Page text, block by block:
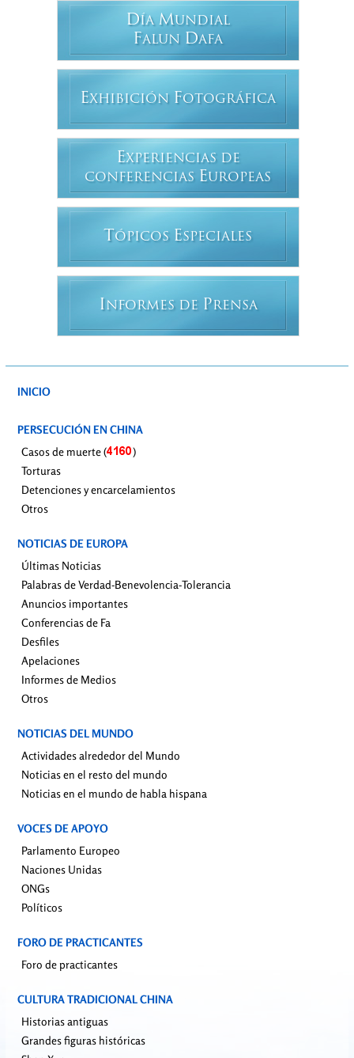
DÍA MUNDIAL
FALUN DAFA
EXHIBICIÓN FOTOGRÁFICA
EXPERIENCIAS DE
CONFERENCIAS EUROPEAS
T ÓPICOS ESPECIALES
INFORMES DE PRENSA
INICIO
PERSECUCIÓN EN CHINA
Casos de muerte (
)
Torturas
Detenciones y encarcelamientos
Otros
NOTICIAS DE EUROPA
Últimas Noticias
Palabras de Verdad-Benevolencia-Tolerancia
Anuncios importantes
Conferencias de Fa
Desfiles
Apelaciones
Informes de Medios
Otros
NOTICIAS DEL MUNDO
Actividades alrededor del Mundo
Noticias en el resto del mundo
Noticias en el mundo de habla hispana
VOCES DE APOYO
Parlamento Europeo
Naciones Unidas
ONGs
Políticos
FORO DE PRACTICANTES
Foro de practicantes
CULTURA TRADICIONAL CHINA
Historias antiguas
Grandes figuras históricas